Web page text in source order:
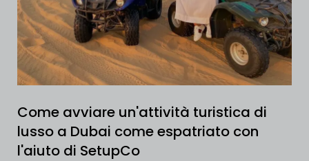
Come avviare un'attività turistica di
lusso a Dubai come espatriato con
l'aiuto di SetupCo